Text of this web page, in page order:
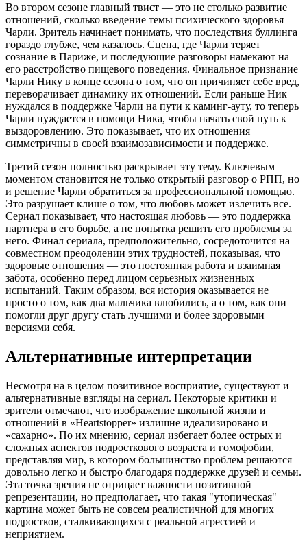
Во втором сезоне главный твист — это не столько развитие
отношений, сколько введение темы психического здоровья
Чарли. Зритель начинает понимать, что последствия буллинга
гораздо глубже, чем казалось. Сцена, где Чарли теряет
сознание в Париже, и последующие разговоры намекают на
его расстройство пищевого поведения. Финальное признание
Чарли Нику в конце сезона о том, что он причиняет себе вред,
переворачивает динамику их отношений. Если раньше Ник
нуждался в поддержке Чарли на пути к каминг-ауту, то теперь
Чарли нуждается в помощи Ника, чтобы начать свой путь к
выздоровлению. Это показывает, что их отношения
симметричны в своей взаимозависимости и поддержке.
Третий сезон полностью раскрывает эту тему. Ключевым
моментом становится не только открытый разговор о РПП, но
и решение Чарли обратиться за профессиональной помощью.
Это разрушает клише о том, что любовь может излечить все.
Сериал показывает, что настоящая любовь — это поддержка
партнера в его борьбе, а не попытка решить его проблемы за
него. Финал сериала, предположительно, сосредоточится на
совместном преодолении этих трудностей, показывая, что
здоровые отношения — это постоянная работа и взаимная
забота, особенно перед лицом серьезных жизненных
испытаний. Таким образом, вся история оказывается не
просто о том, как два мальчика влюбились, а о том, как они
помогли друг другу стать лучшими и более здоровыми
версиями себя.
Альтернативные интерпретации
Несмотря на в целом позитивное восприятие, существуют и
альтернативные взгляды на сериал. Некоторые критики и
зрители отмечают, что изображение школьной жизни и
отношений в «Heartstopper» излишне идеализировано и
«сахарно». По их мнению, сериал избегает более острых и
сложных аспектов подросткового возраста и гомофобии,
представляя мир, в котором большинство проблем решаются
довольно легко и быстро благодаря поддержке друзей и семьи.
Эта точка зрения не отрицает важности позитивной
репрезентации, но предполагает, что такая "утопическая"
картина может быть не совсем реалистичной для многих
подростков, сталкивающихся с реальной агрессией и
неприятием.